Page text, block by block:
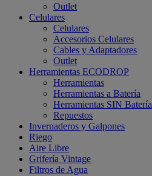
Outlet
Celulares
Celulares
Accesorios Celulares
Cables y Adaptadores
Outlet
Herramientas ECODROP
Herramientas
Herramientas a Batería
Herramientas SIN Batería
Repuestos
Invernaderos y Galpones
Riego
Aire Libre
Grifería Vintage
Filtros de Agua